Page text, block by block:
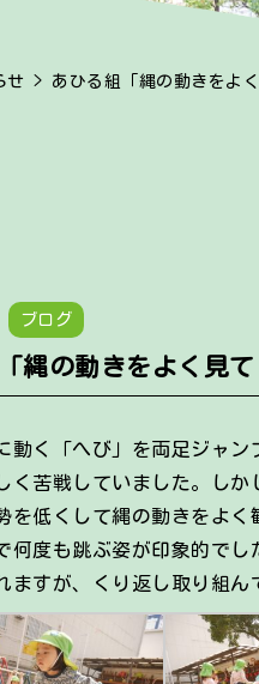
せ > あひる組「縄の動きをよく
ブログ
縄の動きをよく見て
動く「へび」を両足ジャ
く苦戦していました。し
を低くして縄の動きをよ
何度も跳ぶ姿が印象的で
ますが、くり返し取り組ん